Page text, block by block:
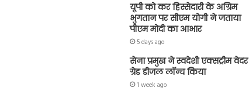
यूपी को कर हिस्सेदारी के अग्रिम
भुगतान पर सीएम योगी ने जताया
पीएम मोदी का आभार
5 days ago
सेना प्रमुख ने स्वदेशी एक्सट्रीम वेदर
ग्रेड डीजल लॉन्च किया
1 week ago